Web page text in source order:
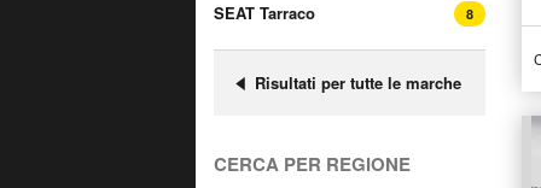
SEAT Tarraco 8
Risultati per tutte le marche
CERCA PER REGIONE